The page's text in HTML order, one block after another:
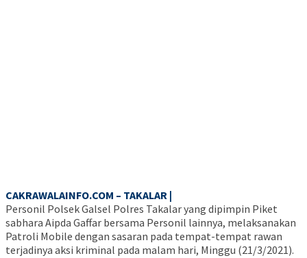
CAKRAWALAINFO.COM – TAKALAR |
Personil Polsek Galsel Polres Takalar yang dipimpin Piket
sabhara Aipda Gaffar bersama Personil lainnya, melaksanakan
Patroli Mobile dengan sasaran pada tempat-tempat rawan
terjadinya aksi kriminal pada malam hari, Minggu (21/3/2021).